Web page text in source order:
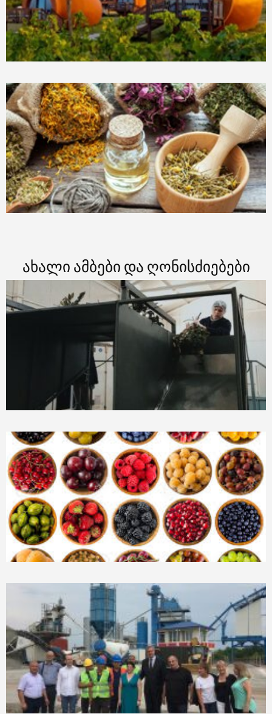
ახალი ამბები და ღონისძიებები